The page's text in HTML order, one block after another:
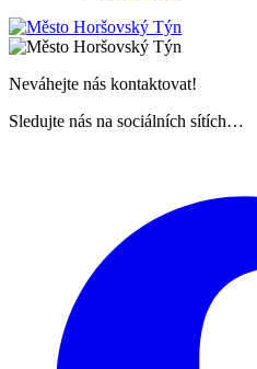
Neváhejte nás kontaktovat!
Sledujte nás na sociálních sítích…